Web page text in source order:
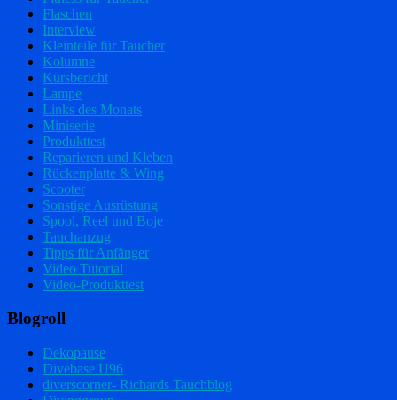
Flaschen
Interview
Kleinteile für Taucher
Kolumne
Kursbericht
Lampe
Links des Monats
Miniserie
Produkttest
Reparieren und Kleben
Rückenplatte & Wing
Scooter
Sonstige Ausrüstung
Spool, Reel und Boje
Tauchanzug
Tipps für Anfänger
Video Tutorial
Video-Produkttest
Blogroll
Dekopause
Divebase U96
diverscorner- Richards Tauchblog